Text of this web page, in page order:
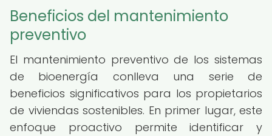
Beneficios del mantenimiento
preventivo
El mantenimiento preventivo de los sistemas
de bioenergía conlleva una serie de
beneficios significativos para los propietarios
de viviendas sostenibles. En primer lugar, este
enfoque proactivo permite identificar y